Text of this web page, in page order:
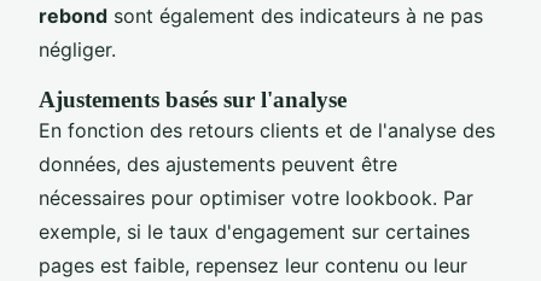
rebond sont également des indicateurs à ne pas
négliger.
Ajustements basés sur l'analyse
En fonction des retours clients et de l'analyse des
données, des ajustements peuvent être
nécessaires pour optimiser votre lookbook. Par
exemple, si le taux d'engagement sur certaines
pages est faible, repensez leur contenu ou leur